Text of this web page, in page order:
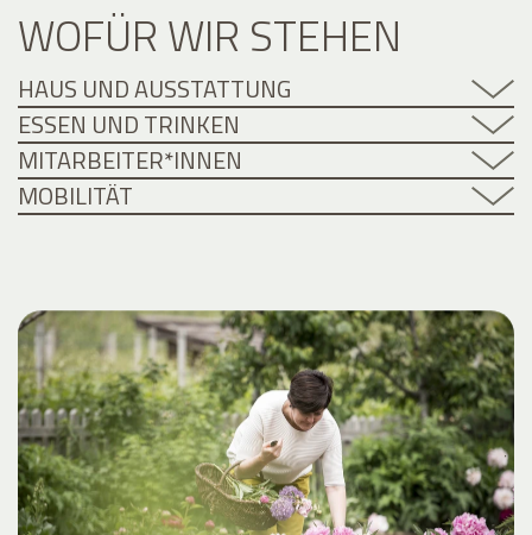
WOFÜR WIR STEHEN
HAUS UND AUSSTATTUNG
ESSEN UND TRINKEN
MITARBEITER*INNEN
MOBILITÄT